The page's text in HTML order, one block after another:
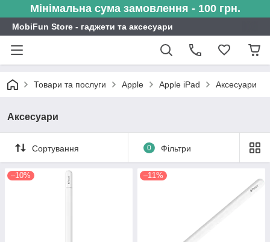
Мінімальна сума замовлення - 100 грн.
MobiFun Store - гаджети та аксесуари
Товари та послуги Apple Apple iPad Аксесуари
Аксесуари
Сортування 0 Фільтри
–10% –11%